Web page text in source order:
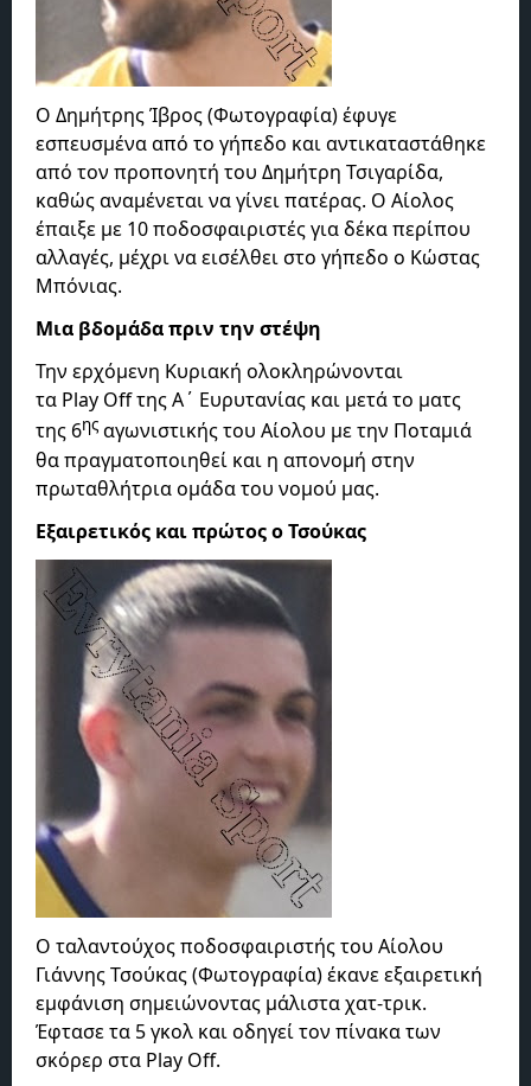
Ο Δημήτρης Ίβρος (Φωτογραφία) έφυγε
εσπευσμένα από το γήπεδο και αντικαταστάθηκε
από τον προπονητή του Δημήτρη Τσιγαρίδα,
καθώς αναμένεται να γίνει πατέρας. Ο Αίολος
έπαιξε με 10 ποδοσφαιριστές για δέκα περίπου
αλλαγές, μέχρι να εισέλθει στο γήπεδο ο Κώστας
Μπόνιας.
Μια βδομάδα πριν την στέψη
Την ερχόμενη Κυριακή ολοκληρώνονται
τα Play Off της Α΄ Ευρυτανίας και μετά το ματς
της 6ης αγωνιστικής του Αίολου με την Ποταμιά
θα πραγματοποιηθεί και η απονομή στην
πρωταθλήτρια ομάδα του νομού μας.
Εξαιρετικός και πρώτος ο Τσούκας
Ο ταλαντούχος ποδοσφαιριστής του Αίολου
Γιάννης Τσούκας (Φωτογραφία) έκανε εξαιρετική
εμφάνιση σημειώνοντας μάλιστα χατ-τρικ.
Έφτασε τα 5 γκολ και οδηγεί τον πίνακα των
σκόρερ στα Play Off.